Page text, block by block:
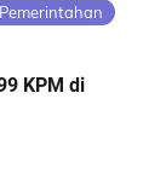
KPM di